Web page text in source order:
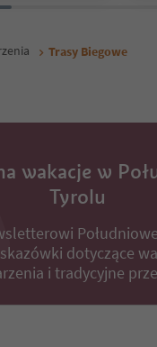
Trasy Biegowe
wakacje w
Tyrolu
dotyczące
i tradycyjne